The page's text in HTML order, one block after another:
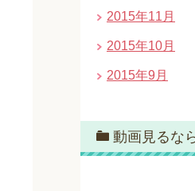
2015年11月
2015年10月
2015年9月
動画見るな